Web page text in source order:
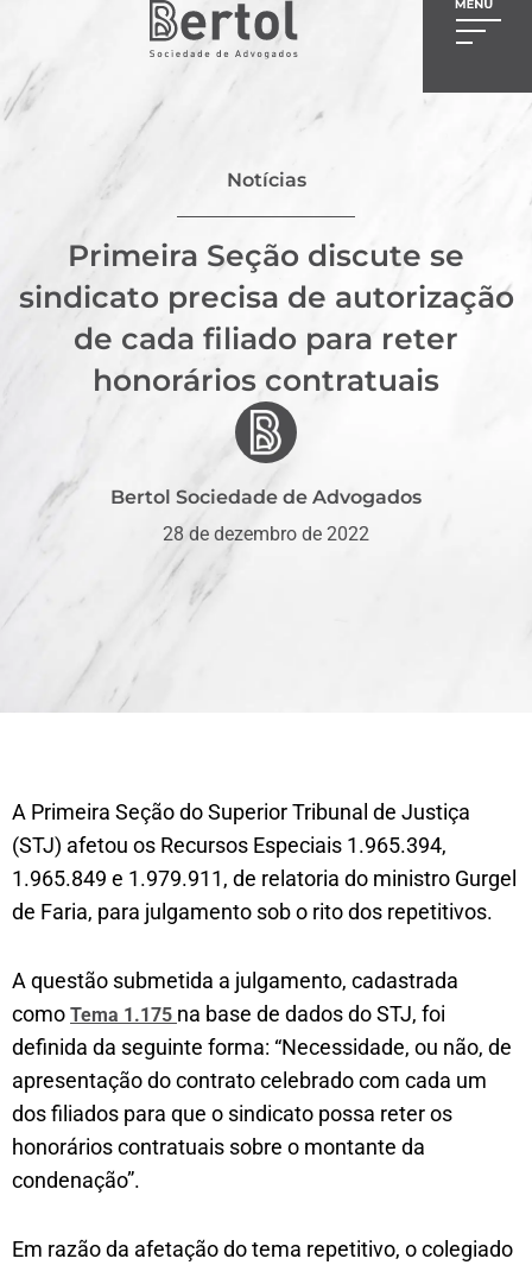
Notícias
Primeira Seção discute se
sindicato precisa de autorização
de cada filiado para reter
honorários contratuais
Bertol Sociedade de Advogados
28 de dezembro de 2022
A Primeira Seção do Superior Tribunal de Justiça
(STJ) afetou os Recursos Especiais 1.965.394,
1.965.849 e 1.979.911, de relatoria do ministro Gurgel
de Faria, para julgamento sob o rito dos repetitivos.
A questão submetida a julgamento, cadastrada
como Tema 1.175 na base de dados do STJ, foi
definida da seguinte forma: “Necessidade, ou não, de
apresentação do contrato celebrado com cada um
dos filiados para que o sindicato possa reter os
honorários contratuais sobre o montante da
condenação”.
Em razão da afetação do tema repetitivo, o colegiado